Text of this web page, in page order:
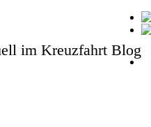
im Kreuzfahrt Blog